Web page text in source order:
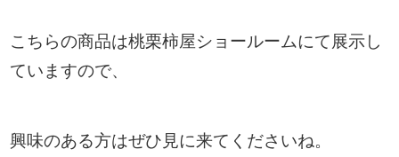
こちらの商品は桃栗柿屋ショールームにて展示し
ていますので、
興味のある方はぜひ見に来てくださいね。